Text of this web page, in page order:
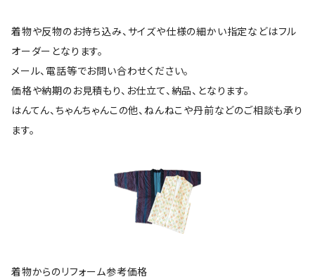
着物や反物のお持ち込み、サイズや仕様の細かい指定などはフル
オーダーとなります。
メール、電話等でお問い合わせください。
価格や納期のお見積もり、お仕立て、納品、となります。
はんてん、ちゃんちゃんこの他、ねんねこや丹前などのご相談も承り
ます。
着物からのリフォーム参考価格